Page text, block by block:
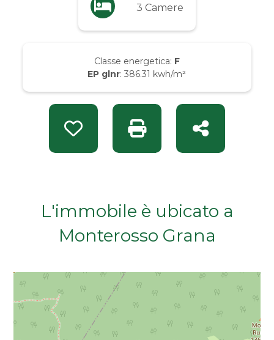
3 Camere
Classe energetica: F
EP glnr: 386.31 kwh/m²
Preferiti: Rif. BT 294Stampa: Rif. BT 294
Condividi
L'immobile è ubicato a
Monterosso Grana
Da € 10.000 a € 20.000
Da € 100.000 a € 200.000
Da € 200.000 a € 400.000
Da € 600.000 a € 800.000
Da € 1.000.000 a € 2.000.000
Da € 2.000.000 a € 5.000.000